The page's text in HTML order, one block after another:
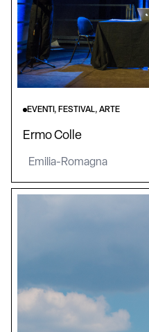
EVENTI, FESTIVAL, ARTE
Ermo Colle
Emilia-Romagna